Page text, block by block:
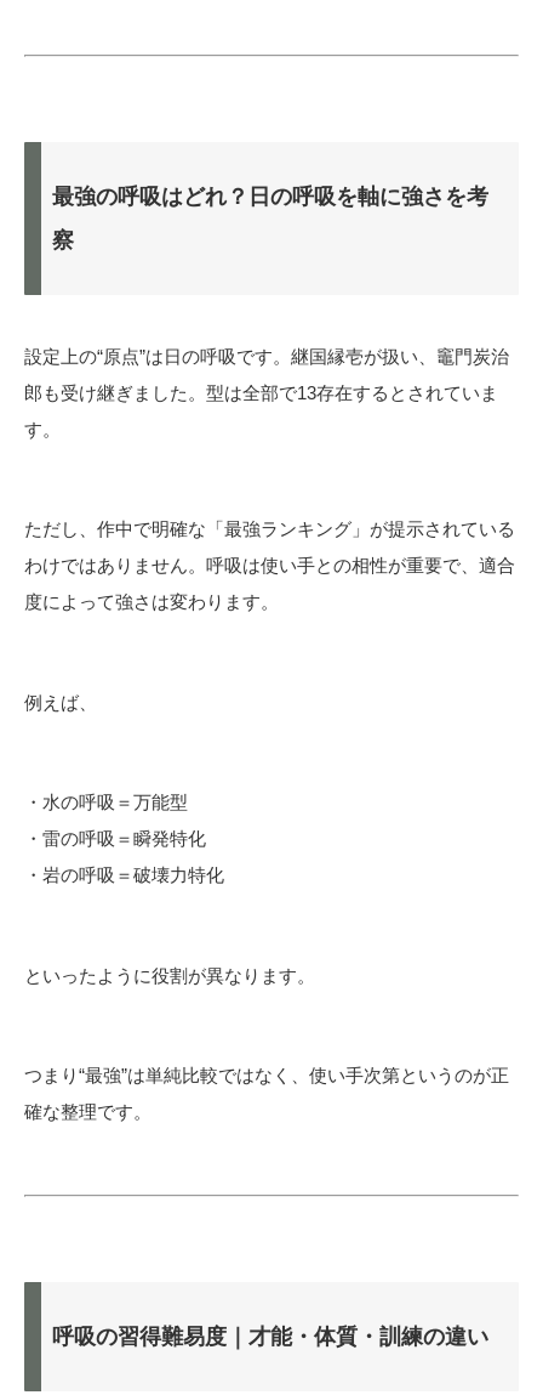
最強の呼吸はどれ？日の呼吸を軸に強さを考
察
設定上の“原点”は日の呼吸です。継国縁壱が扱い、竈門炭治
郎も受け継ぎました。型は全部で13存在するとされていま
す。
ただし、作中で明確な「最強ランキング」が提示されている
わけではありません。呼吸は使い手との相性が重要で、適合
度によって強さは変わります。
例えば、
・水の呼吸＝万能型
・雷の呼吸＝瞬発特化
・岩の呼吸＝破壊力特化
といったように役割が異なります。
つまり“最強”は単純比較ではなく、使い手次第というのが正
確な整理です。
呼吸の習得難易度｜才能・体質・訓練の違い